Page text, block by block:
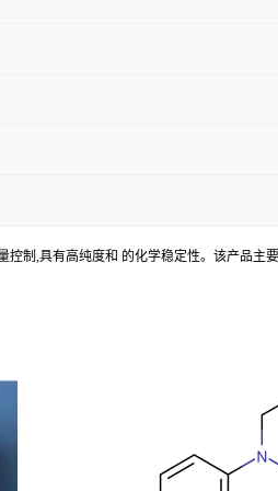
制,具有高纯度和 的化学稳定性。该产品